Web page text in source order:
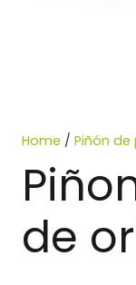
Home / Piñón de
de